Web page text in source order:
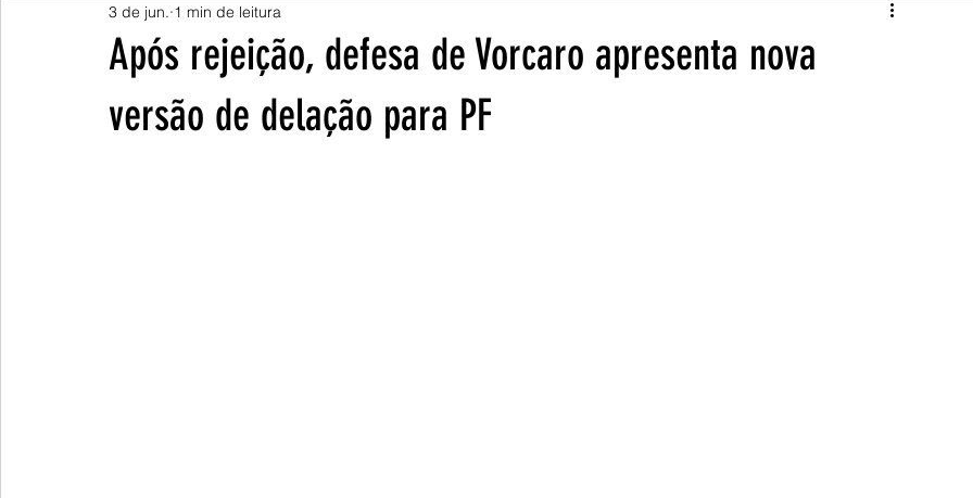
AGRO NEWS DESTAQUE
Após rejeição, defesa de Vorcaro apresenta nova
versão de delação para PF
3 de jun. 1 min de leitura